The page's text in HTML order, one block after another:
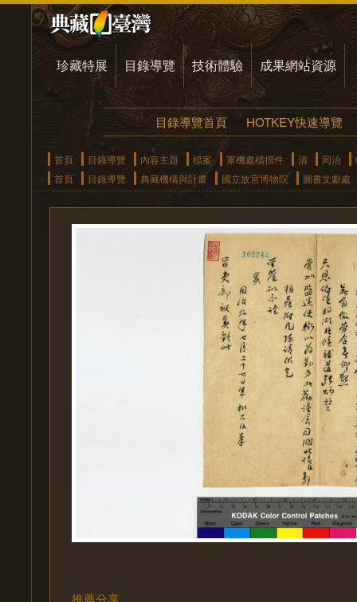
珍藏特展 目錄導覽 技術體驗 成果網站資源
目錄導覽首頁 HOTKEY快速導覽
首頁 目錄導覽 內容主題 檔案 軍機處檔摺件 清 同治
首頁
目錄導覽 典藏機構與計畫 國立故宮博物院 圖書文獻處
推薦分享